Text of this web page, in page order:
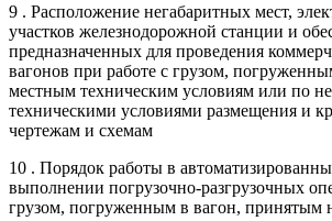
9 . Расположение негабаритных мест,
участков железнодорожной станции и
предназначенных для проведения
вагонов при работе с грузом,
местным техническим условиям или по
техническими условиями размещения и
чертежам и схемам
10 . Порядок работы в
выполнении погрузочно-разгрузочных
грузом, погруженным в вагон, принятым